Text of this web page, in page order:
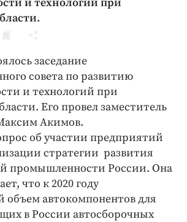
и ЖКХ
и бизнес
заседание
совета по развитию
и технологий при
Его провел заместитель
Акимов.
об участии предприятий
стратегии развития
промышленности России. Она
что к 2020 году
автокомпонентов для
в России автосборочных